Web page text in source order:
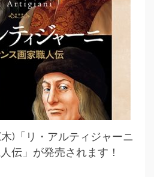
)「リ・アルティジャーニ
伝」が発売されます！